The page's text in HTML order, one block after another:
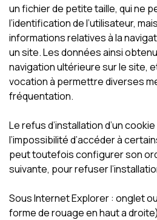
un fichier de petite taille, qui ne
l’identification de l’utilisateur,
informations relatives à la
un site. Les données ainsi
navigation ultérieure sur le site,
vocation à permettre diverses
fréquentation.
Le refus d’installation d’un
l’impossibilité d’accéder à
peut toutefois configurer son
suivante, pour refuser
Sous Internet Explorer : onglet
forme de rouage en haut a